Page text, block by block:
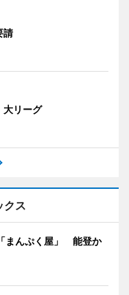
請
リーグ
クス
まんぷく屋」 能登か